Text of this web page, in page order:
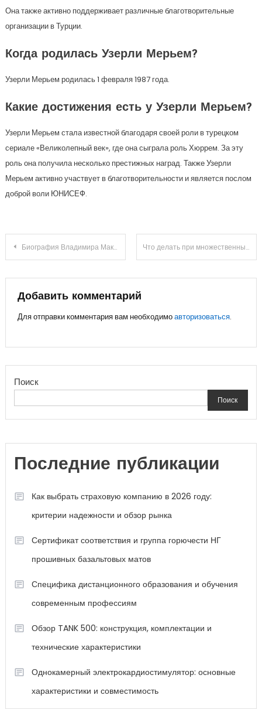
Она также активно поддерживает различные благотворительные
организации в Турции.
Когда родилась Узерли Мерьем?
Узерли Мерьем родилась 1 февраля 1987 года.
Какие достижения есть у Узерли Мерьем?
Узерли Мерьем стала известной благодаря своей роли в турецком
сериале «Великолепный век», где она сыграла роль Хюррем. За эту
роль она получила несколько престижных наград. Также Узерли
Мерьем активно участвует в благотворительности и является послом
доброй воли ЮНИСЕФ.
Навигация
по
записям
Биография Владимира Макарова — участника группы Садко — от ранних лет до признания на мировой сцене Что делать при множественных липомах по всему телу: народные средства и диета
Добавить комментарий
Для отправки комментария вам необходимоавторизоваться.
Поиск
Поиск
Последние публикации
Как выбрать страховую компанию в 2026 году:
критерии надежности и обзор рынка
Сертификат соответствия и группа горючести НГ
прошивных базальтовых матов
Специфика дистанционного образования и обучения
современным профессиям
Обзор TANK 500: конструкция, комплектации и
технические характеристики
Однокамерный электрокардиостимулятор: основные
характеристики и совместимость